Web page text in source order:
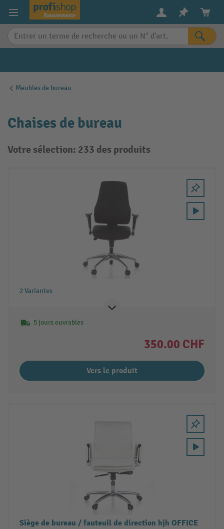
content
Meubles de bureau
Chaises de bureau
Votre sélection: 233 des produits
2 Variantes
5 jours ouvrables
350.00 CHF
Vers le produit
Siège de bureau / fauteuil de direction hjh OFFICE